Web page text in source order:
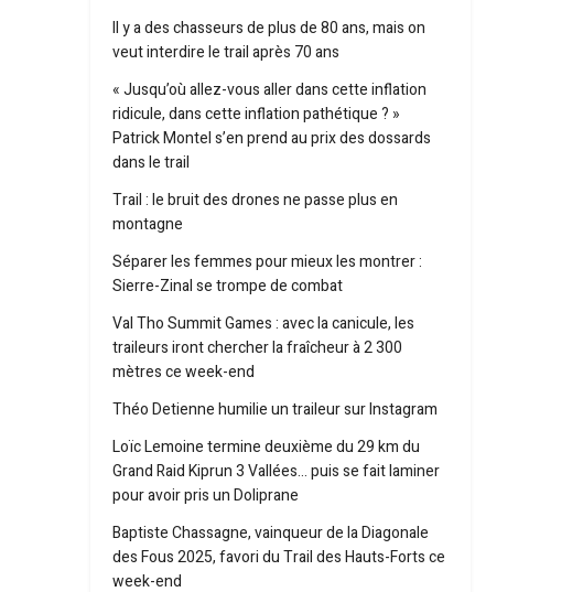
Il y a des chasseurs de plus de 80 ans, mais on
veut interdire le trail après 70 ans
« Jusqu’où allez-vous aller dans cette inflation
ridicule, dans cette inflation pathétique ? »
Patrick Montel s’en prend au prix des dossards
dans le trail
Trail : le bruit des drones ne passe plus en
montagne
Séparer les femmes pour mieux les montrer :
Sierre-Zinal se trompe de combat
Val Tho Summit Games : avec la canicule, les
traileurs iront chercher la fraîcheur à 2 300
mètres ce week-end
Théo Detienne humilie un traileur sur Instagram
Loïc Lemoine termine deuxième du 29 km du
Grand Raid Kiprun 3 Vallées… puis se fait laminer
pour avoir pris un Doliprane
Baptiste Chassagne, vainqueur de la Diagonale
des Fous 2025, favori du Trail des Hauts-Forts ce
week-end